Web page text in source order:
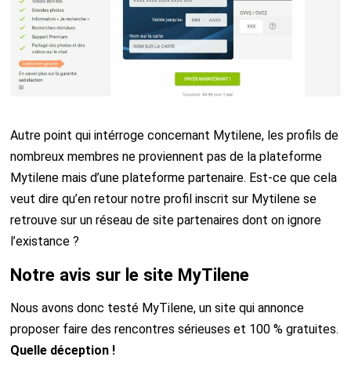
Autre point qui intérroge concernant Mytilene, les profils de
nombreux membres ne proviennent pas de la plateforme
Mytilene mais d’une plateforme partenaire. Est-ce que cela
veut dire qu’en retour notre profil inscrit sur Mytilene se
retrouve sur un réseau de site partenaires dont on ignore
l’existance ?
Notre avis sur le site MyTilene
Nous avons donc testé MyTilene, un site qui annonce
proposer faire des rencontres sérieuses et 100 % gratuites.
Quelle déception !